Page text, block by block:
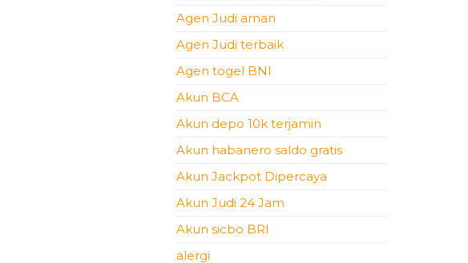
Agen Judi aman
Agen Judi terbaik
Agen togel BNI
Akun BCA
Akun depo 10k terjamin
Akun habanero saldo gratis
Akun Jackpot Dipercaya
Akun Judi 24 Jam
Akun sicbo BRI
alergi